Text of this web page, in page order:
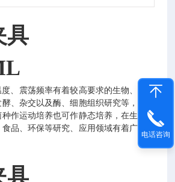
具
、震荡频率有着较高要求的生物、化学
、杂交以及酶、细胞组织研究等，可对
作运动培养也可作静态培养，在生物、
品、环保等研究、应用领域有着广泛而
具
电话咨询